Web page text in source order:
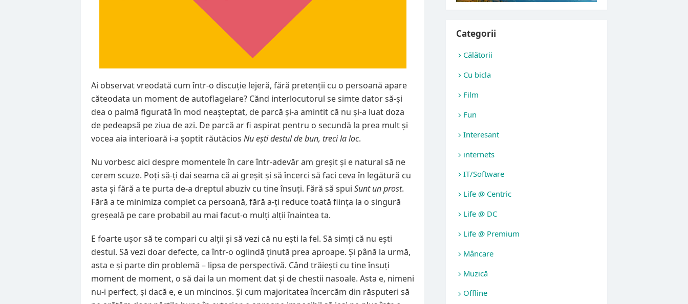
Ai observat vreodată cum într-o discuție lejeră, fără pretenții cu o persoană apare
căteodata un moment de autoflagelare? Cănd interlocutorul se simte dator să-și
dea o palmă figurată în mod neașteptat, de parcă și-a amintit că nu și-a luat doza
de pedeapsă pe ziua de azi. De parcă ar fi aspirat pentru o secundă la prea mult și
vocea aia interioară i-a șoptit răutăcios Nu ești destul de bun, treci la loc.
Nu vorbesc aici despre momentele în care într-adevăr am greșit și e natural să ne
cerem scuze. Poți să-ți dai seama că ai greșit și să încerci să faci ceva în legătură cu
asta și fără a te purta de-a dreptul abuziv cu tine însuți. Fără să spui Sunt un prost.
Fără a te minimiza complet ca persoană, fără a-ți reduce toată ființa la o singură
greșeală pe care probabil au mai facut-o mulți alții înaintea ta.
E foarte ușor să te compari cu alții și să vezi că nu ești la fel. Să simți că nu ești
destul. Să vezi doar defecte, ca într-o oglindă ținută prea aproape. Și până la urmă,
asta e și parte din problemă – lipsa de perspectivă. Când trăiești cu tine însuți
moment de moment, o să dai la un moment dat și de chestii nasoale. Asta e, nimeni
nu-i perfect, și dacă e, e un mincinos. Și cum majoritatea încercăm din răsputeri să
Categorii
Călătorii
Cu bicla
Film
Fun
Interesant
internets
IT/Software
Life @ Centric
Life @ DC
Life @ Premium
Mâncare
Muzică
Offline